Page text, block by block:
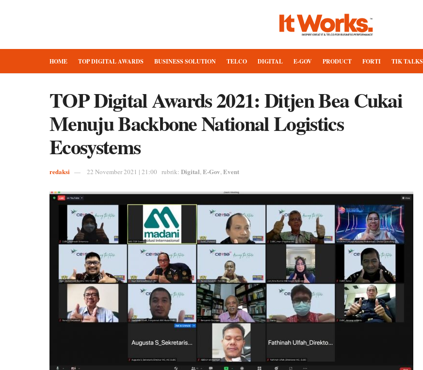
HOME TOP DIGITAL AWARDS BUSINESS SOLUTION TELCO DIGITAL E-GOV PRODUCT FORTI TIK TALKS
TOP Digital Awards 2021: Ditjen Bea Cukai
Menuju Backbone National Logistics
Ecosystems
redaksi 22 November 2021 | 21:00 rubrik: Digital,E-Gov,Event